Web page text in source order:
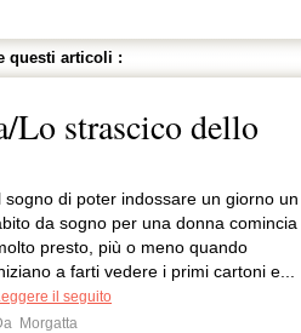
questi articoli :
Lo strascico dello
sogno di poter indossare un giorno un
da sogno per una donna comincia
presto, più o meno quando
a farti vedere i primi cartoni e...
il seguito
Morgatta